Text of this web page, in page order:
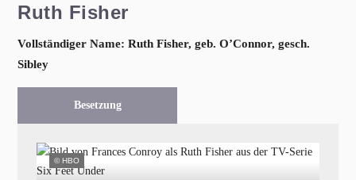
Ruth Fisher
Vollständiger Name: Ruth Fisher, geb. O’Connor, gesch.
Sibley
Besetzung
© HBO